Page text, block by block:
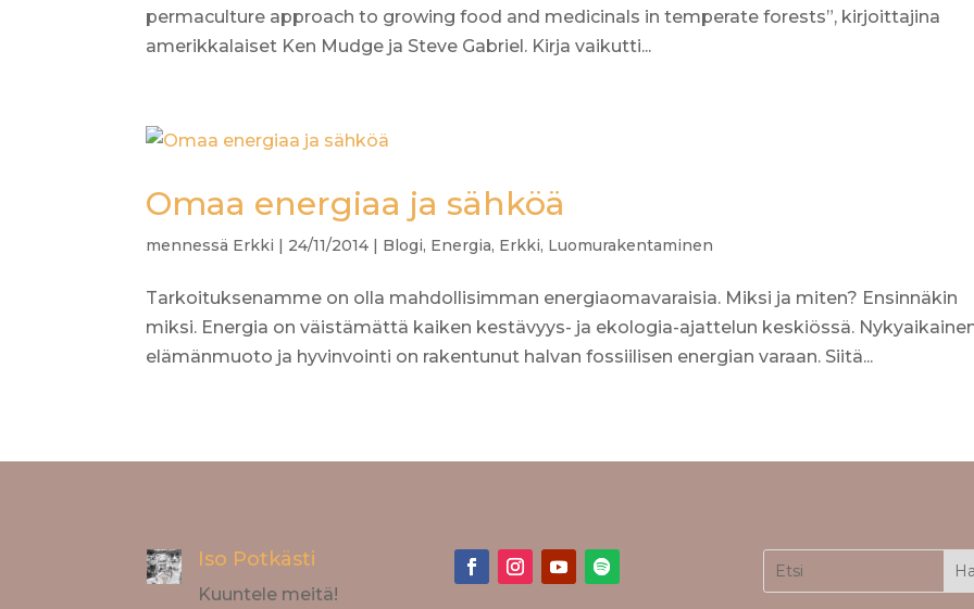
permaculture approach to growing food and medicinals in temperate forests”, kirjoittajina
amerikkalaiset Ken Mudge ja Steve Gabriel. Kirja vaikutti...
Omaa energiaa ja sähköä
mennessä Erkki 24/11/2014 Blogi, Energia, Erkki, Luomurakentaminen
Tarkoituksenamme on olla mahdollisimman energiaomavaraisia. Miksi ja miten? Ensinnäkin
miksi. Energia on väistämättä kaiken kestävyys- ja ekologia-ajattelun keskiössä.
elämänmuoto ja hyvinvointi on rakentunut halvan fossiilisen energian varaan. Siitä...
Iso Potkästi
Kuuntele meitä!